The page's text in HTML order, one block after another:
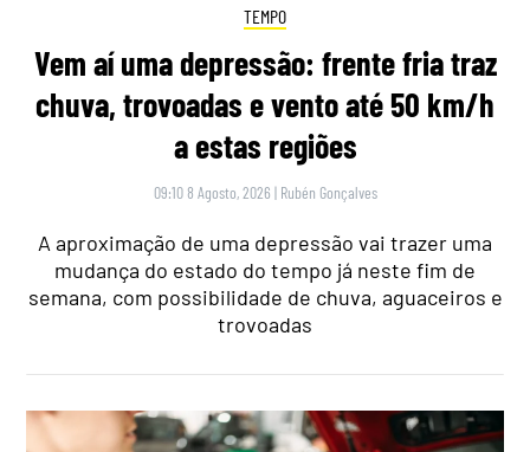
TEMPO
Vem aí uma depressão: frente fria traz
chuva, trovoadas e vento até 50 km/h
a estas regiões
09:10 8 Agosto, 2026 | Rubén Gonçalves
A aproximação de uma depressão vai trazer uma
mudança do estado do tempo já neste fim de
semana, com possibilidade de chuva, aguaceiros e
trovoadas